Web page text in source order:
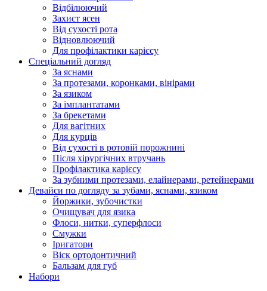
Відбілюючий
Захист ясен
Від сухості рота
Відновлюючий
Для профілактики карієсу
Спеціальний догляд
За яснами
За протезами, коронками, вінірами
За язиком
За імплантатами
За брекетами
Для вагітних
Для курців
Від сухості в ротовій порожнині
Після хірургічних втручань
Профілактика карієсу
За зубними протезами, елайнерами, ретейнерами
Девайси по догляду за зубами, яснами, язиком
Йоржики, зубочистки
Очищувач для язика
Флоси, нитки, суперфлоси
Смужки
Іригатори
Віск ортодонтичний
Бальзам для губ
Набори